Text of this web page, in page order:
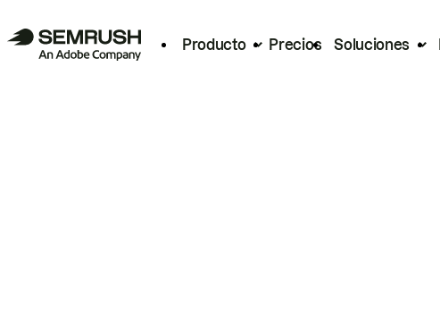
Producto Precios Soluciones